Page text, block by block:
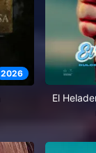
2026
El